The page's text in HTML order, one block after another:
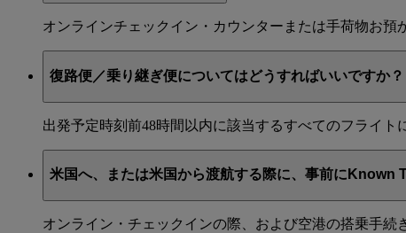
オンラインチェックイン・カウンターまたは手荷物お預
復路便／乗り継ぎ便についてはどうすればいいですか？
出発予定時刻前48時間以内に該当するすべてのフライト
米国へ、または米国から渡航する際に、事前にKnown
オンライン・チェックインの際、および空港の搭乗手続